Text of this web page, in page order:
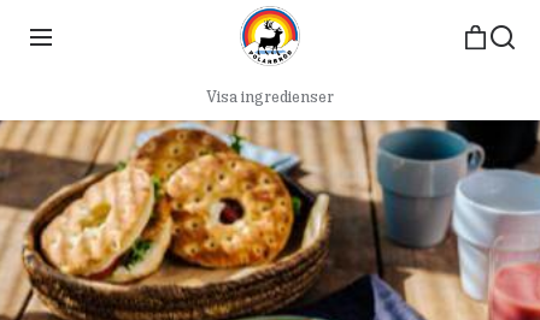
Visa ingredienser